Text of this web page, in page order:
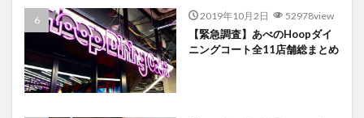
2019年10月2日 52978view
【緊急調査】あべのHoopダイ
ニングコート全11店舗総まとめ